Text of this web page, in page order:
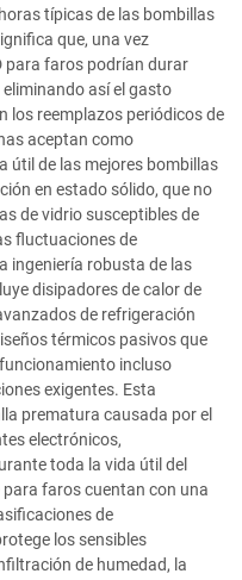
típicas de las bombillas
que, una vez
para faros podrían durar
así el gasto
los reemplazos periódicos de
aceptan como
útil de las mejores bombillas
en estado sólido, que no
de vidrio susceptibles de
fluctuaciones de
ingeniería robusta de las
disipadores de calor de
de refrigeración
térmicos pasivos que
incluso
exigentes. Esta
prematura causada por el
electrónicos,
toda la vida útil del
faros cuentan con una
de
los sensibles
de humedad, la